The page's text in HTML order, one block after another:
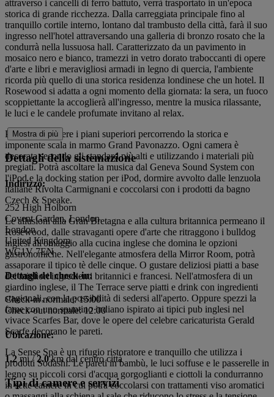
attraverso i cancelli di ferro battuto, verrà trasportato in un'epoca
storica di grande ricchezza. Dalla carreggiata principale fino al
tranquillo cortile interno, lontano dal trambusto della città, farà il suo
ingresso nell'hotel attraversando una galleria di bronzo rosato che la
condurrà nella lussuosa hall. Caratterizzato da un pavimento in
mosaico nero e bianco, tramezzi in vetro dorato traboccanti di opere
d'arte e libri e meravigliosi armadi in legno di quercia, l'ambiente
ricorda più quello di una storica residenza londinese che un hotel. Il
Rosewood si adatta a ogni momento della giornata: la sera, un fuoco
scoppiettante la accoglierà all'ingresso, mentre la musica rilassante,
le luci e le candele profumate invitano al relax.
Potrà raggiungere i piani superiori percorrendo la storica e
imponente scala in marmo Grand Pavonazzo. Ogni camera è
decorata secondo gli standard più alti e utilizzando i materiali più
pregiati. Potrà ascoltare la musica dal Geneva Sound System con
l'iPod e la docking station per iPod, dormire avvolto dalle lenzuola
italiane Rivolta Carmignani e coccolarsi con i prodotti da bagno
Czech & Speake.
Le allusioni alla Gran Bretagna e alla cultura britannica permeano il
Rosewood, dalle stravaganti opere d'arte che ritraggono i bulldog
inglesi all'omaggio alla cucina inglese che domina le opzioni
gastronomiche. Nell'elegante atmosfera della Mirror Room, potrà
assaporare il tipico tè delle cinque. O gustare deliziosi piatti a base
dei migliori ingredienti britannici e francesi. Nell'atmosfera di un
giardino inglese, il The Terrace serve piatti e drink con ingredienti
stagionali, con la possibilità di sedersi all'aperto. Oppure spezzi la
fame con uno spuntino indiano ispirato ai tipici pub inglesi nel
vivace Scarfes Bar, dove le opere del celebre caricaturista Gerald
Scarfe decorano le pareti.
La Sense Spa è un rifugio ristoratore e tranquillo che utilizza i
prodotti Sodashi. Le pareti in bambù, le luci soffuse e le passerelle in
legno su piccoli corsi d'acqua gorgoglianti e ciottoli la condurranno
in sette camere in cui potrà coccolarsi con trattamenti viso aromatici
Mostra di più
Dettagli della sistemazione
Indirizzo:
252 High Holborn
Covent Garden, London
London
United Kingdom
WC1V 7EN
Dettagli del check-in:
Check-in normale: 15:00
Check-out normale: 12:00
Ubicazione:
1.2mi /2.0km dal centro città
Tipi di camere e servizi